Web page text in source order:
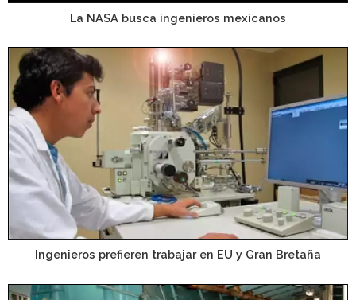
La NASA busca ingenieros mexicanos
Ingenieros prefieren trabajar en EU y Gran Bretaña